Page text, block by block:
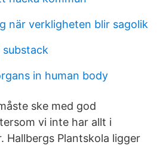
när verkligheten blir sagolik
in human body
ske med god
vi inte har allt i
Hallbergs Plantskola ligger